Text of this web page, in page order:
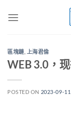
區塊鏈 上海君倫
WEB 3.0，
POSTED ON 2023-09-11